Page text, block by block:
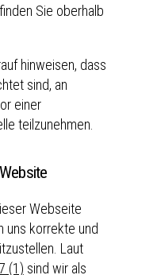
Sie oberhalb
hinweisen, dass
sind, an
einer
teilzunehmen.
Webseite
uns korrekte und
Laut
(1) sind wir als